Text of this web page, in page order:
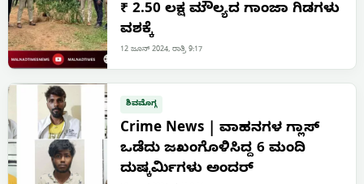
₹ 2.50 ಲಕ್ಷ ಮೌಲ್ಯದ ಗಾಂಜಾ ಗಿಡಗಳು
ವಶಕ್ಕೆ
12 ಜೂನ್ 2024, ರಾತ್ರಿ 9:17
ಶಿವಮೊಗ್ಗ
Crime News | ವಾಹನಗಳ ಗ್ಲಾಸ್
ಒಡೆದು ಜಖಂಗೊಳಿಸಿದ್ದ 6 ಮಂದಿ
ದುಷ್ಕರ್ಮಿಗಳು ಅಂದರ್